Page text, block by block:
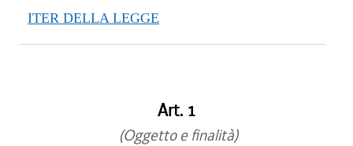
ITER DELLA LEGGE
Art. 1
(Oggetto e finalità)